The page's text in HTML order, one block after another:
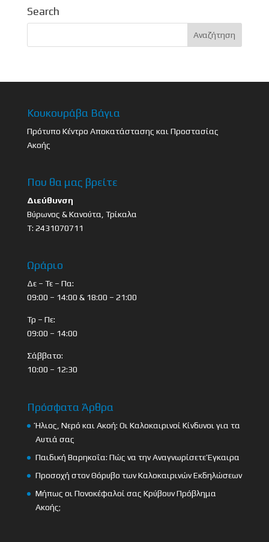
Search
Κουκουράβα Βάγια
Πρότυπο Κέντρο Αποκατάστασης και Προστασίας
Ακοής
Που θα μας βρείτε
Διεύθυνση
Βύρωνος & Κανούτα, Τρίκαλα
Τ: 2431070711
Ωράριο
Δε – Τε – Πα:
09:00 – 14:00 & 18:00 – 21:00
Τρ – Πε:
09:00 – 14:00
Σάββατο:
10:00 – 12:30
Πρόσφατα Άρθρα
Ήλιος, Νερό και Ακοή: Οι Καλοκαιρινοί Κίνδυνοι για τα
Αυτιά σας
Παιδική Βαρηκοΐα: Πώς να την Αναγνωρίσετε Έγκαιρα
Προσοχή στον Θόρυβο των Καλοκαιρινών Εκδηλώσεων
Μήπως οι Πονοκέφαλοί σας Κρύβουν Πρόβλημα
Ακοής;